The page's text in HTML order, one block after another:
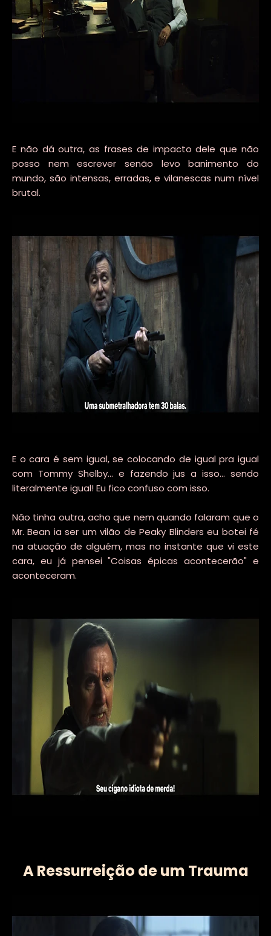
E não dá outra, as frases de impacto dele que não
posso nem escrever senão levo banimento do
mundo, são intensas, erradas, e vilanescas num nível
brutal.
E o cara é sem igual, se colocando de igual pra igual
com Tommy Shelby... e fazendo jus a isso... sendo
literalmente igual! Eu fico confuso com isso.
Não tinha outra, acho que nem quando falaram que o
Mr. Bean ia ser um vilão de Peaky Blinders eu botei fé
na atuação de alguém, mas no instante que vi este
cara, eu já pensei "Coisas épicas acontecerão" e
aconteceram.
A Ressurreição de um Trauma